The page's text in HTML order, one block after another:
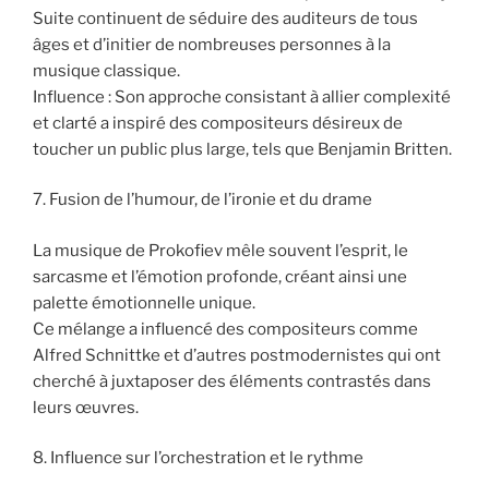
Suite continuent de séduire des auditeurs de tous
âges et d’initier de nombreuses personnes à la
musique classique.
Influence : Son approche consistant à allier complexité
et clarté a inspiré des compositeurs désireux de
toucher un public plus large, tels que Benjamin Britten.
7. Fusion de l’humour, de l’ironie et du drame
La musique de Prokofiev mêle souvent l’esprit, le
sarcasme et l’émotion profonde, créant ainsi une
palette émotionnelle unique.
Ce mélange a influencé des compositeurs comme
Alfred Schnittke et d’autres postmodernistes qui ont
cherché à juxtaposer des éléments contrastés dans
leurs œuvres.
8. Influence sur l’orchestration et le rythme